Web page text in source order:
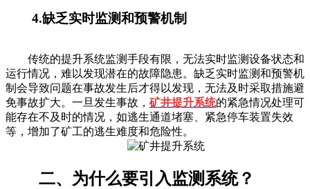
4.缺乏实时监测和预警机制
传统的提升系统监测手段有限，无法实时监测设备状态和
运行情况，难以发现潜在的故障隐患。缺乏实时监测和预警机
制会导致问题在事故发生后才得以发现，无法及时采取措施避
免事故扩大。一旦发生事故， 矿井提升系统的紧急情况处理可
能存在不及时的情况，如逃生通道堵塞、紧急停车装置失效
等，增加了矿工的逃生难度和危险性。
二、为什么要引入监测系统？